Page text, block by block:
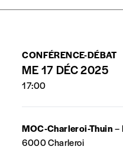
pas indispensable. Il
CONFÉRENCE-DÉBAT
ME 17 DÉC 2025
17:00
MOC-Charleroi-Thuin–
6000 Charleroi